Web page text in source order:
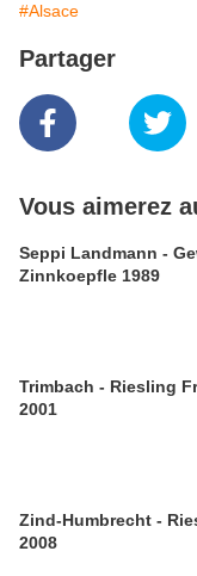
#Alsace
Partager
Vous aimerez
Seppi Landmann - Gewurztraminer
Zinnkoepfle 1989
Trimbach - Riesling
2001
Zind-Humbrecht -
2008